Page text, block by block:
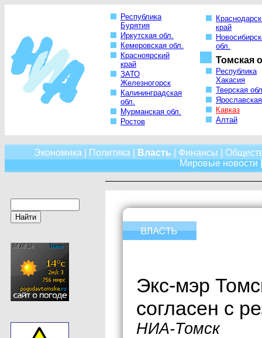
Республика
Бурятия
Иркутская обл.
Кемеровская обл.
Красноярский
край
ЗАТО
Железногорск
Калининградская
обл.
Мурманская обл.
Ростов
край
обл.
Томская
Республика
Хакасия
Тверская
Кавказ
Алтай
Экономика Политика Власть Финансы
Мировые новости
Экс-мэр
согласен с
НИА-Томск